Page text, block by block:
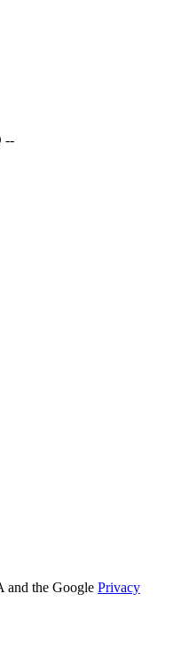
--
and the Google Privacy